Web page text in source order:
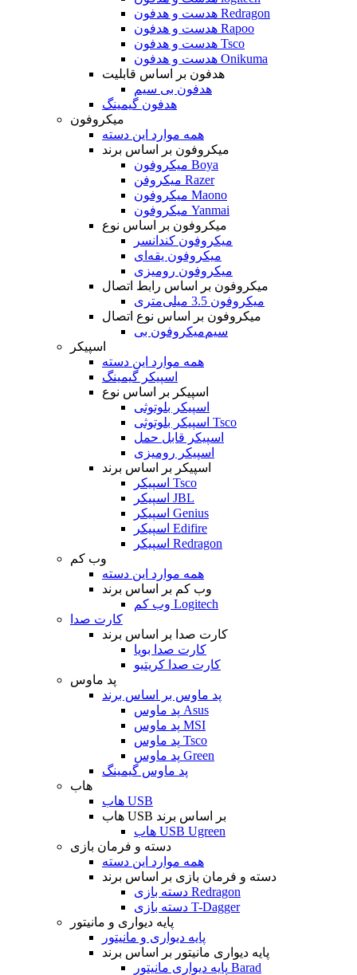
هدست و هدفون Redragon
هدست و هدفون Rapoo
هدست و هدفون Tsco
هدست و هدفون Onikuma
هدفون بر اساس قابلیت
هدفون بی سیم
هدفون گیمینگ
میکروفون
همه موارد این دسته
میکروفون بر اساس برند
میکروفون Boya
میکروفن Razer
میکروفون Maono
میکروفون Yanmai
میکروفون بر اساس نوع
میکروفون کندانسر
میکروفون یقه‌ای
میکروفون رومیزی
میکروفون بر اساس رابط اتصال
میکروفون 3.5 میلی‌متری
میکروفون بر اساس نوع اتصال
میکروفون بی‌‎سیم
اسپیکر
همه موارد این دسته
اسپیکر گیمینگ
اسپیکر بر اساس نوع
اسپیکر بلوتوثی
اسپیکر بلوتوثی Tsco
اسپیکر قابل حمل
اسپیکر رومیزی
اسپیکر بر اساس برند
اسپیکر Tsco
اسپیکر JBL
اسپیکر Genius
اسپیکر Edifire
اسپیکر Redragon
وب کم
همه موارد این دسته
وب کم بر اساس برند
وب کم Logitech
کارت صدا
کارت صدا بر اساس برند
کارت صدا بویا
کارت صدا کریتیو
پد ماوس
پد ماوس بر اساس برند
پد ماوس Asus
پد ماوس MSI
پد ماوس Tsco
پد ماوس Green
پد ماوس گیمینگ
هاب
هاب USB
هاب USB بر اساس برند
هاب USB Ugreen
دسته و فرمان بازی
همه موارد این دسته
دسته و فرمان بازی بر اساس برند
دسته بازی Redragon
دسته بازی T-Dagger
پایه دیواری و مانیتور
پایه دیواری و مانیتور
پایه دیواری مانیتور بر اساس برند
پایه دیواری مانیتور Barad